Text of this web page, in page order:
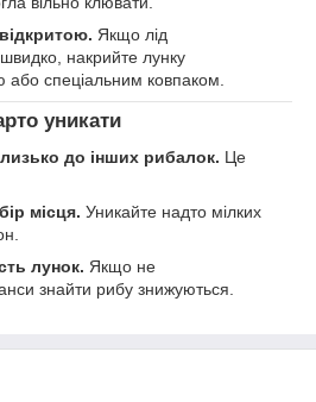
Якщо лід
накрийте лунку
спеціальним ковпаком.
уникати
до інших рибалок. Це
місця. Уникайте надто мілких
лунок. Якщо не
знайти рибу знижуються.